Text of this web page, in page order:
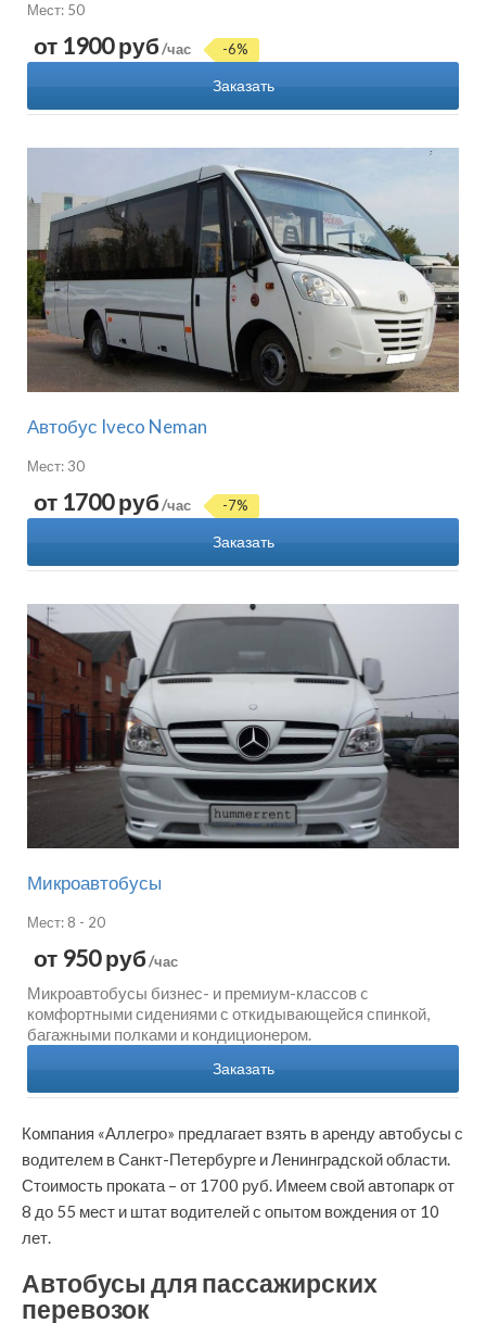
Мест: 50
от 1900 руб/час -6%
Заказать
Автобус Iveco Neman
Мест: 30
от 1700 руб/час -7%
Заказать
Микроавтобусы
Мест: 8 - 20
от 950 руб/час
Микроавтобусы бизнес- и премиум-классов c
комфортными сидениями с откидывающейся спинкой,
багажными полками и кондиционером.
Заказать
Компания «Аллегро» предлагает взять в аренду автобусы с
водителем в Санкт-Петербурге и Ленинградской области.
Стоимость проката – от 1700 руб. Имеем свой автопарк от
8 до 55 мест и штат водителей с опытом вождения от 10
лет.
Автобусы для пассажирских
перевозок